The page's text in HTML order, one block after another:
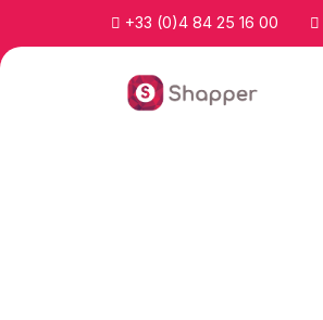
+33 (0)4 84 25 16 00